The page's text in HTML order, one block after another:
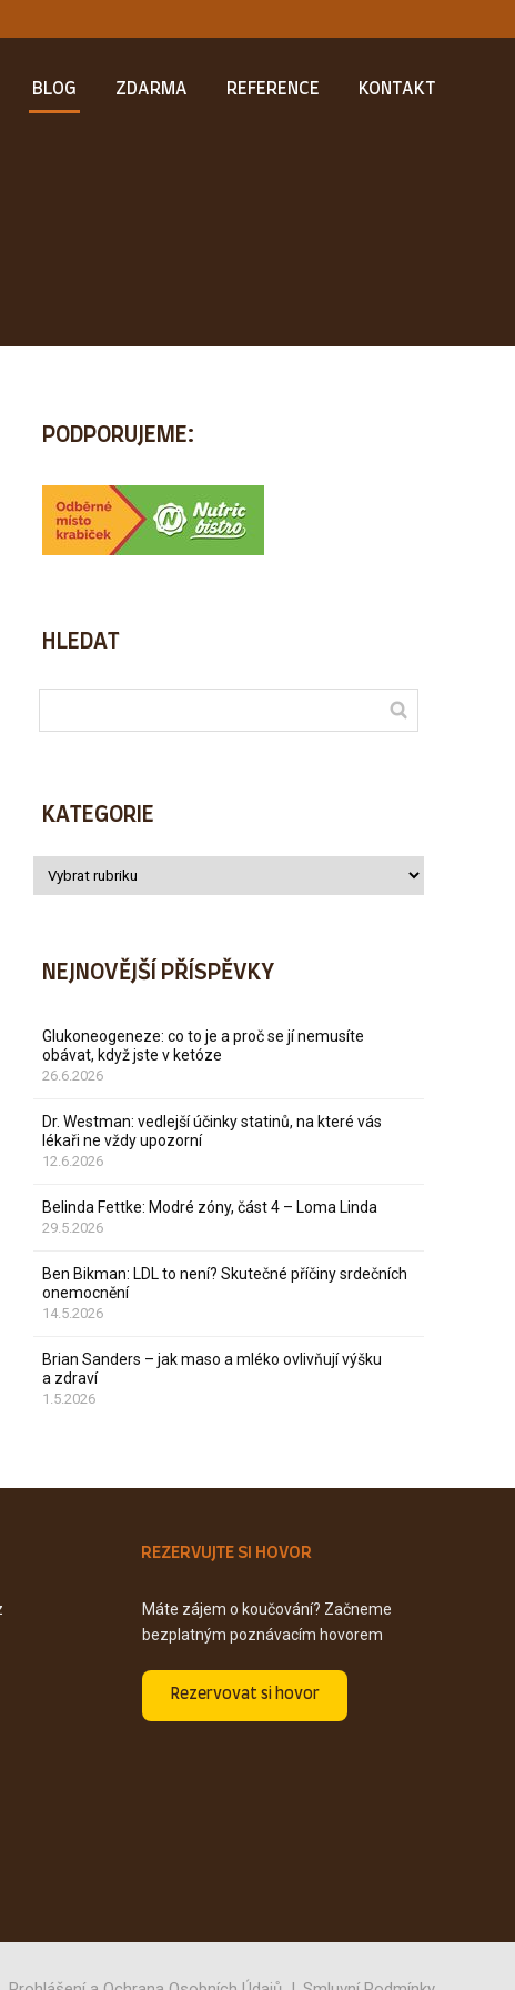
BLOG ZDARMA REFERENCE KONTAKT
PODPORUJEME:
HLEDAT
KATEGORIE
NEJNOVĚJŠÍ PŘÍSPĚVKY
Glukoneogeneze: co to je a proč se jí nemusíte
obávat, když jste v ketóze
26.6.2026
Dr. Westman: vedlejší účinky statinů, na které vás
lékaři ne vždy upozorní
12.6.2026
Belinda Fettke: Modré zóny, část 4 – Loma Linda
29.5.2026
Ben Bikman: LDL to není? Skutečné příčiny srdečních
onemocnění
14.5.2026
Brian Sanders – jak maso a mléko ovlivňují výšku
a zdraví
1.5.2026
REZERVUJTE SI HOVOR
Máte zájem o koučování? Začneme
bezplatným poznávacím hovorem
Rezervovat si hovor